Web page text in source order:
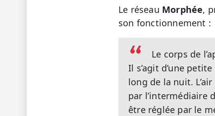
Le réseau Morphée,
son fonctionnement :
Le corps de
Il s’agit d’une
long de la nuit.
par l’intermédiaire
être réglée par le